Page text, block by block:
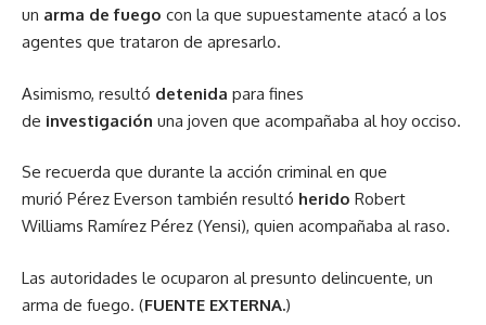
un arma de fuego con la que supuestamente atacó a los
agentes que trataron de apresarlo.
Asimismo, resultó detenida para fines
de investigación una joven que acompañaba al hoy occiso.
Se recuerda que durante la acción criminal en que
murió Pérez Everson también resultó herido Robert
Williams Ramírez Pérez (Yensi), quien acompañaba al raso.
Las autoridades le ocuparon al presunto delincuente, un
arma de fuego. (FUENTE EXTERNA.)